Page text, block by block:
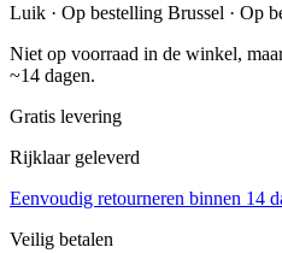
Luik · Op bestelling Brussel · Op
Niet op voorraad in de winkel,
~14 dagen.
Gratis levering
Rijklaar geleverd
Eenvoudig retourneren binnen 14
Veilig betalen